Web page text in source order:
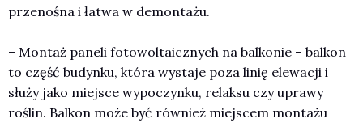
przenośna i łatwa w demontażu.
– Montaż paneli fotowoltaicznych na balkonie – balkon
to część budynku, która wystaje poza linię elewacji i
służy jako miejsce wypoczynku, relaksu czy uprawy
roślin. Balkon może być również miejscem montażu